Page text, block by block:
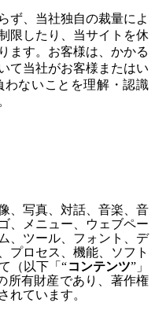
ず、当社独自の裁量によ
限したり、当サイトを休
ます。お客様は、かかる
て当社がお客様またはい
ないことを理解・認識
、写真、対話、音楽、音
、メニュー、ウェブペー
、ツール、フォント、デ
プロセス、機能、ソフト
（以下「“コンテンツ”」
所有財産であり、著作権
れています。